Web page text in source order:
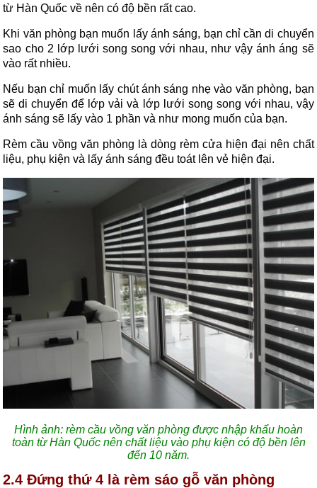
từ Hàn Quốc về nên có độ bền rất cao.
Khi văn phòng bạn muốn lấy ánh sáng, bạn chỉ cần di chuyển
sao cho 2 lớp lưới song song với nhau, như vậy ánh áng sẽ
vào rất nhiều.
Nếu bạn chỉ muốn lấy chút ánh sáng nhẹ vào văn phòng, bạn
sẽ di chuyển để lớp vải và lớp lưới song song với nhau, vậy
ánh sáng sẽ lấy vào 1 phần và như mong muốn của bạn.
Rèm cầu vồng văn phòng là dòng rèm cửa hiện đại nên chất
liệu, phụ kiện và lấy ánh sáng đều toát lên vẻ hiện đại.
Hình ảnh: rèm cầu vồng văn phòng được nhập khẩu hoàn
toàn từ Hàn Quốc nên chất liệu vào phụ kiện có độ bền lên
đến 10 năm.
2.4 Đứng thứ 4 là rèm sáo gỗ văn phòng